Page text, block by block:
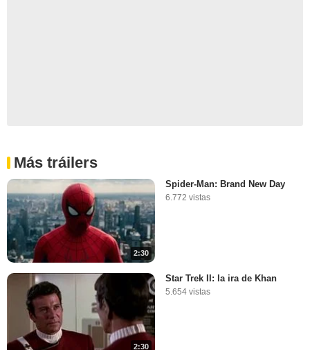
Más tráilers
2:30
Spider-Man: Brand New Day
6.772 vistas
2:30
Star Trek II: la ira de Khan
5.654 vistas